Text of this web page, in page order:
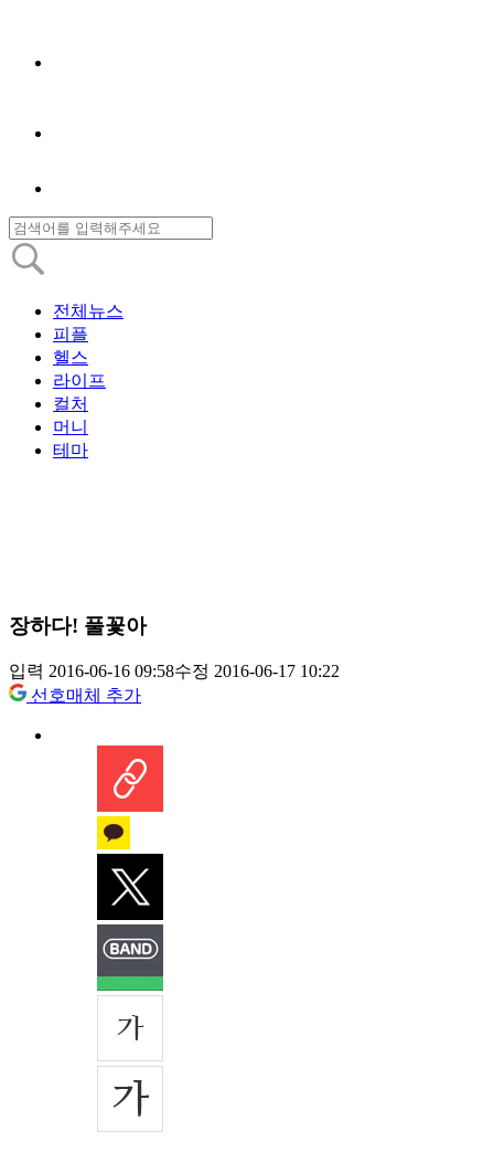
전체뉴스
피플
헬스
라이프
컬처
머니
테마
장하다! 풀꽃아
입력 2016-06-16 09:58수정 2016-06-17 10:22
선호매체 추가